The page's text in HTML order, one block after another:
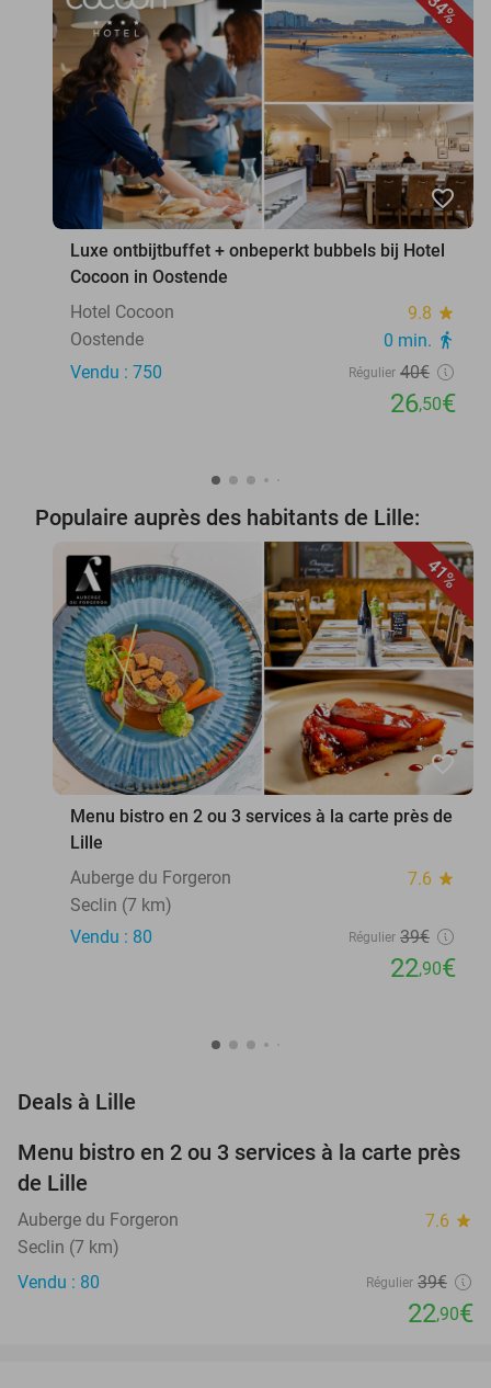
34%
favorite_border
Luxe ontbijtbuffet + onbeperkt bubbels bij Hotel
Cocoon in Oostende
Hotel Cocoon
9.8 star
Oostende 0 min. directions_walk
Vendu : 750 Régulier 40€
26,50€
Populaire auprès des habitants de Lille:
41%
favorite_border
Menu bistro en 2 ou 3 services à la carte près de
Lille
Auberge du Forgeron
7.6 star
Seclin (7 km)
Vendu : 80
Régulier 39€
22,90€
Deals à Lille
41%
Menu bistro en 2 ou 3 services à la carte près
de Lille
Auberge du Forgeron 7.6 star
Seclin (7 km)
Vendu : 80
Régulier 39€
22,90€